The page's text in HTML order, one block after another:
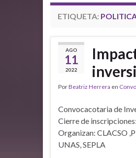
ETIQUETA:
AGO
11
2022
PorBeatriz Herrera en
Convocacotaria de
Cierre de
Organizan: CLACSO
UNAS, SEPLA